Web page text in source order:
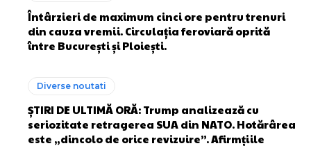
Întârzieri de maximum cinci ore pentru trenuri
din cauza vremii. Circulația feroviară oprită
între București și Ploiești.
Diverse noutati
ȘTIRI DE ULTIMĂ ORĂ: Trump analizează cu
seriozitate retragerea SUA din NATO. Hotărârea
este „dincolo de orice revizuire”. Afirmțiile